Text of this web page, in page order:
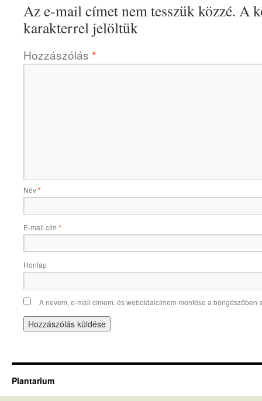
Az e-mail címet nem tesszük közzé. A
karakterrel jelöltük
Hozzászólás *
Név*
E-mail cím *
Honlap
A nevem, e-mail címem, és weboldalcímem mentése a böngészőben
Plantarium